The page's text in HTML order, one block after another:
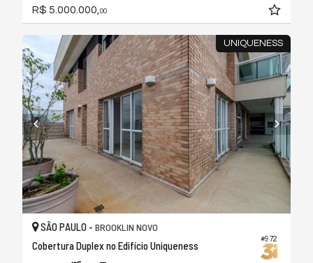
R$ 5.000.000, 00
UNIQUENESS
#972
SÃO PAULO - BROOKLIN NOVO
Cobertura Duplex no Edifício Uniqueness